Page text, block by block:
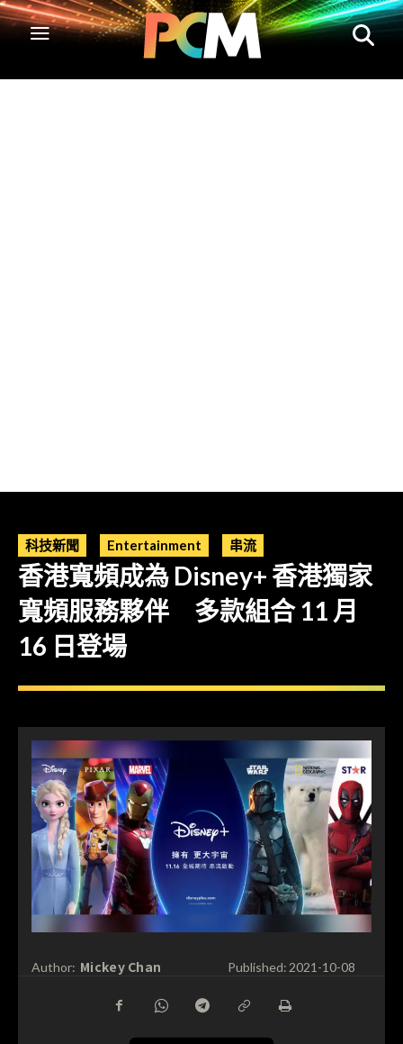
科技新聞 Entertainment 串流
香港寬頻成為 Disney+ 香港獨家
寬頻服務夥伴 多款組合 11 月
16 日登場
Author: Mickey Chan Published: 2021-10-08